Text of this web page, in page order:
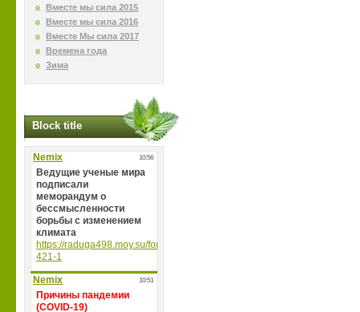
Вместе мы сила 2015
Вместе мы сила 2016
Вместе Мы сила 2017
Времена года
Зима
Block title